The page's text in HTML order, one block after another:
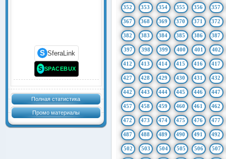
S SferaLink
S SPACEBUX
Полная статистика
Промо материалы
352 353 354 355 356 357
367 368 369 370 371 372
382 383 384 385 386 387
397 398 399 400 401 402
412 413 414 415 416 417
427 428 429 430 431 432
442 443 444 445 446 447
457 458 459 460 461 462
472 473 474 475 476 477
487 488 489 490 491 492
502 503 504 505 506 507